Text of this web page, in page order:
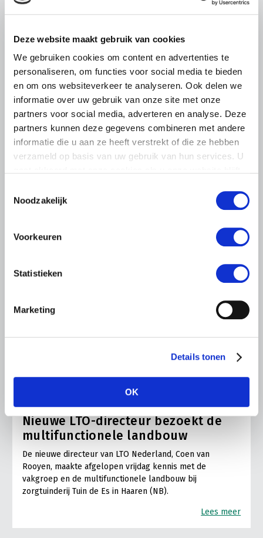
Deze website maakt gebruik van cookies
We gebruiken cookies om content en advertenties te
personaliseren, om functies voor social media te bieden
en om ons websiteverkeer te analyseren. Ook delen we
informatie over uw gebruik van onze site met onze
partners voor social media, adverteren en analyse. Deze
partners kunnen deze gegevens combineren met andere
informatie die u aan ze heeft verstrekt of die ze hebben
verzameld op basis van uw gebruik van hun services. U
Noodzakelijk
Voorkeuren
Statistieken
Marketing
Details tonen
OK
6 AUGUSTUS 2026
Kamerlid Goudzwaard (JA21)
bezoekt melkveehouderij in
Súdwest-Fryslân
LTO Nederland ontving gisteren Tweede Kamerlid
Maarten Goudzwaard (JA21) en beleidsmedewerker
Ronald Oenema op het melkveebedrijf van Jolmer de
Vries in It Heidenskip.
Nieuwe LTO-directeur bezoekt de
multifunctionele landbouw
De nieuwe directeur van LTO Nederland, Coen van
Rooyen, maakte afgelopen vrijdag kennis met de
vakgroep en de multifunctionele landbouw bij
zorgtuinderij Tuin de Es in Haaren (NB).
Lees meer